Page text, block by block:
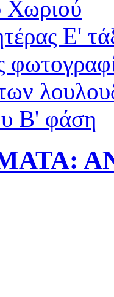
Χωριού
Ε'
Β' φάση